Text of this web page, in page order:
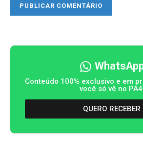
Conteúdo 100% exclusivo e em
você só vê no
QUERO RECEBER